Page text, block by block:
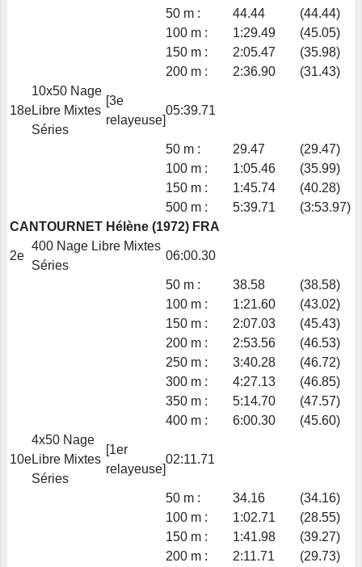
50 m :
44.44
(44.44)
100 m :
1:29.49
(45.05)
150 m :
2:05.47
(35.98)
200 m :
2:36.90 (31.43)
18e
10x50 Nage
Libre Mixtes
Séries
[3e
relayeuse]
05:39.71
50 m : 29.47
(29.47)
100 m :
1:05.46
(35.99)
150 m :
1:45.74
(40.28)
500 m :
5:39.71
(3:53.97)
CANTOURNET Hélène (1972) FRA
2e
400 Nage Libre Mixtes
Séries
06:00.30
50 m : 38.58
(38.58)
100 m :
1:21.60
(43.02)
150 m :
2:07.03
(45.43)
200 m :
2:53.56
(46.53)
250 m :
3:40.28
(46.72)
300 m :
4:27.13
(46.85)
350 m :
5:14.70
(47.57)
400 m :
6:00.30 (45.60)
10e
4x50 Nage
Libre Mixtes
Séries
[1er
relayeuse]
02:11.71
50 m : 34.16
(34.16)
100 m :
1:02.71
(28.55)
150 m :
1:41.98
(39.27)
200 m :
2:11.71 (29.73)